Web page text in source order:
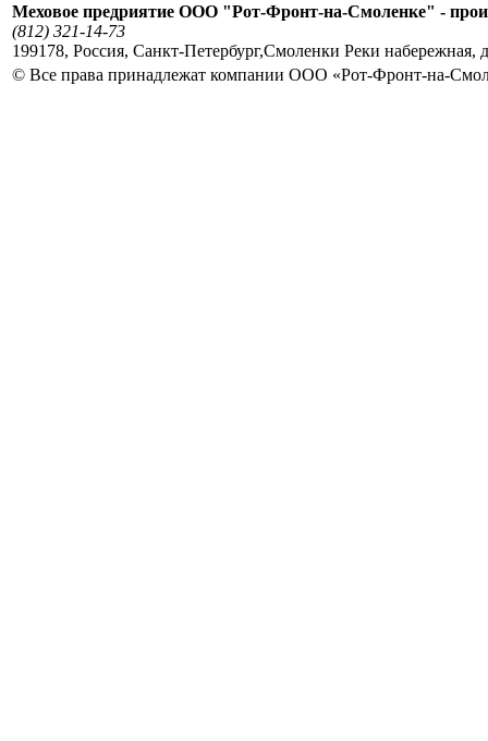
Меховое предриятие ООО "Рот-Фронт-на-Смоленке" -
(812) 321-14-73
199178, Россия, Санкт-Петербург,Смоленки Реки набережная,
© Все права принадлежат компании ООО «Рот-Фронт-на-